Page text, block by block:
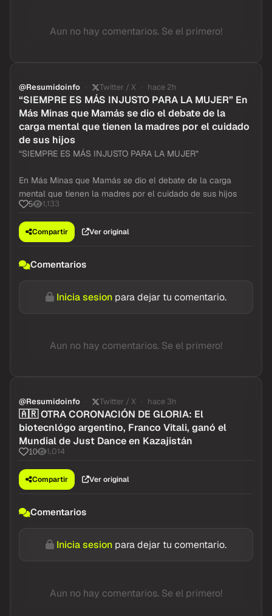
Aun no hay comentarios. Se el primero!
@Resumidoinfo Twitter / X hace 2h
“SIEMPRE ES MÁS INJUSTO PARA LA MUJER” En
Más Minas que Mamás se dio el debate de la
carga mental que tienen la madres por el cuidado
de sus hijos
“SIEMPRE ES MÁS INJUSTO PARA LA MUJER”
En Más Minas que Mamás se dio el debate de la carga
mental que tienen la madres por el cuidado de sus hijos
5 1,133
Compartir Ver original
Comentarios
Inicia sesion para dejar tu comentario.
Aun no hay comentarios. Se el primero!
@Resumidoinfo Twitter / X hace 3h
🇦🇷 OTRA CORONACIÓN DE GLORIA: El
biotecnlógo argentino, Franco Vitali, ganó el
Mundial de Just Dance en Kazajistán
10 1,014
Compartir Ver original
Comentarios
Inicia sesion para dejar tu comentario.
Aun no hay comentarios. Se el primero!